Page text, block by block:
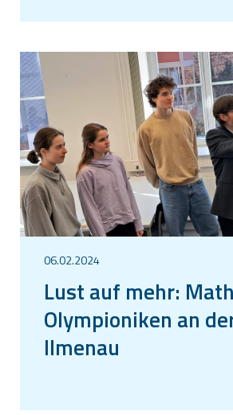
06.02.2024
Lust auf mehr:
Olympioniken an
Ilmenau